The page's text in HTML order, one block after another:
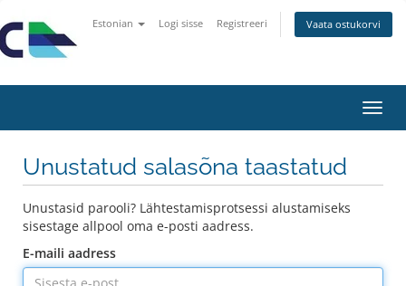
Estonian Logi sisse Registreeri Vaata ostukorvi
Unustatud salasõna taastatud
Unustasid parooli? Lähtestamisprotsessi alustamiseks
sisestage allpool oma e-posti aadress.
E-maili aadress